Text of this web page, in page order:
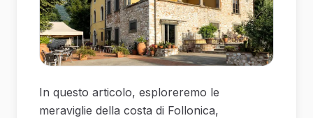
In questo articolo, esploreremo le
meraviglie della costa di Follonica,